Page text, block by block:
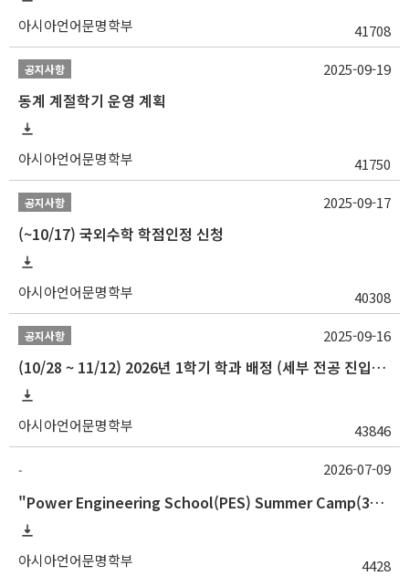
아시아언어문명학부 41708
공지사항
동계 계절학기 운영 계획
아시아언어문명학부 41750
2025-09-19
공지사항
(~10/17) 국외수학 학점인정 신청
아시아언어문명학부 40308
2025-09-17
공지사항
(10/28 ~ 11/12) 2026년 1학기 학과 배정 (세부 전공 진입) 안내
아시아언어문명학부 43846
2025-09-16
-
"Power Engineering School(PES) Summer Camp(34기)" 참가자 모집
아시아언어문명학부 4428
2026-07-09